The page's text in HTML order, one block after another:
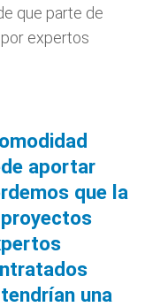
que parte de
expertos
aportar
que la
una